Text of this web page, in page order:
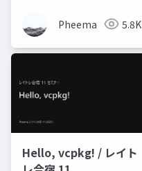
Pheema 5.8K
Hello, vcpkg! / レイト